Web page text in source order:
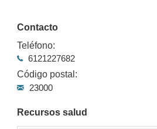
Contacto
Teléfono:
6121227682
Código postal:
23000
Recursos salud